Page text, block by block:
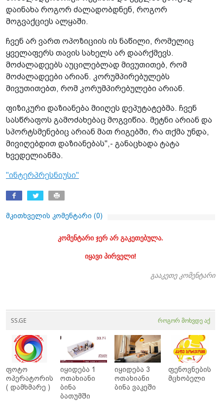
დაინახა როგორ ძალადობდნენ, როგორ
მოგვაქციეს ალყაში.
ჩვენ არ ვართ ოპოზიციის ის ნაწილი, რომელიც
ყველაფერს თავის სახელს არ დაარქმევს.
მოძალადეებს აუცილებლად მივუთითებ, რომ
მოძალადეები არიან. კორუმპირებულებს
მივუთითებთ, რომ კორუმპირებულები არიან.
ფიზიკური დაზიანება მიიღეს დეპუტატებმა. ჩვენ
სასწრაფოს გამოძახებაც მოგვიწია. მეტნი არიან და
სპორტსმენებიც არიან მათ რიგებში, რა თქმა უნდა,
მივიღებდით დაზიანებას",- განაცხადა ტატა
ხვედელიანმა.
"ინტერპრესნიუსი"
მკითხველის კომენტარი (0)
კომენტარი ჯერ არ გაკეთებულა.
იყავი პირველი!
გააკეთე კომენტარი
SS.GE როგორ მოხვდე აქ
ფოტო
ოპერატორის
( დამხმარე )
იყიდება 1
ოთახიანი
ბინა
ბათუმში
იყიდება 3
ოთახიანი
ბინა ვაკეში
ფენოვნების
მცხობელი